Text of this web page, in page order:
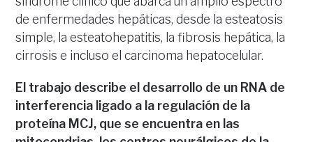
de enfermedades hepáticas, desde la esteatosis
simple, la esteatohepatitis, la fibrosis hepática, la
cirrosis e incluso el carcinoma hepatocelular.
El trabajo describe el desarrollo de un RNA de
interferencia ligado a la regulación de la
proteína MCJ, que se encuentra en las